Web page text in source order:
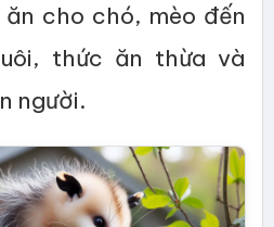
cho chó, mèo đến
thức ăn thừa và
người.